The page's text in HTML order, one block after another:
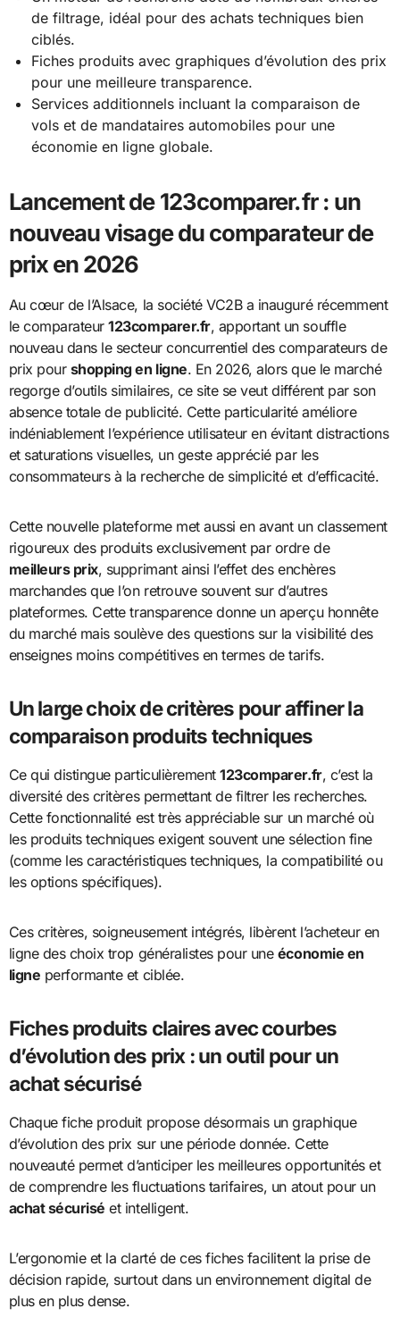
de filtrage, idéal pour des achats techniques bien
ciblés.
Fiches produits avec graphiques d’évolution des prix
pour une meilleure transparence.
Services additionnels incluant la comparaison de
vols et de mandataires automobiles pour une
économie en ligne globale.
Lancement de 123comparer.fr : un
nouveau visage du comparateur de
prix en 2026
Au cœur de l’Alsace, la société VC2B a inauguré récemment
le comparateur123comparer.fr, apportant un souffle
nouveau dans le secteur concurrentiel des comparateurs de
prix pour shopping en ligne. En 2026, alors que le marché
regorge d’outils similaires, ce site se veut différent par son
absence totale de publicité. Cette particularité améliore
indéniablement l’expérience utilisateur en évitant distractions
et saturations visuelles, un geste apprécié par les
consommateurs à la recherche de simplicité et d’efficacité.
Cette nouvelle plateforme met aussi en avant un classement
rigoureux des produits exclusivement par ordre de
meilleurs prix, supprimant ainsi l’effet des enchères
marchandes que l’on retrouve souvent sur d’autres
plateformes. Cette transparence donne un aperçu honnête
du marché mais soulève des questions sur la visibilité des
enseignes moins compétitives en termes de tarifs.
Un large choix de critères pour affiner la
comparaison produits techniques
Ce qui distingue particulièrement123comparer.fr, c’est la
diversité des critères permettant de filtrer les recherches.
Cette fonctionnalité est très appréciable sur un marché où
les produits techniques exigent souvent une sélection fine
(comme les caractéristiques techniques, la compatibilité ou
les options spécifiques).
Ces critères, soigneusement intégrés, libèrent l’acheteur en
ligne des choix trop généralistes pour une économie en
ligne performante et ciblée.
Fiches produits claires avec courbes
d’évolution des prix : un outil pour un
achat sécurisé
Chaque fiche produit propose désormais un graphique
d’évolution des prix sur une période donnée. Cette
nouveauté permet d’anticiper les meilleures opportunités et
de comprendre les fluctuations tarifaires, un atout pour un
achat sécurisé et intelligent.
L’ergonomie et la clarté de ces fiches facilitent la prise de
décision rapide, surtout dans un environnement digital de
plus en plus dense.